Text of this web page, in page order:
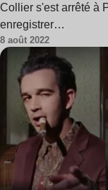
Collier s'est arrêté à
enregistrer…
8 août 2022